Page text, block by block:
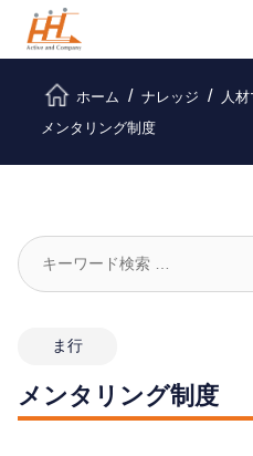
ホーム ナレッジ 人
メンタリング制度
ま行
メンタリング制度